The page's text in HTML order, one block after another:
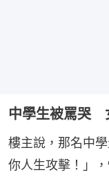
中學生被罵哭
樓主說，那名中
你人生攻擊！」